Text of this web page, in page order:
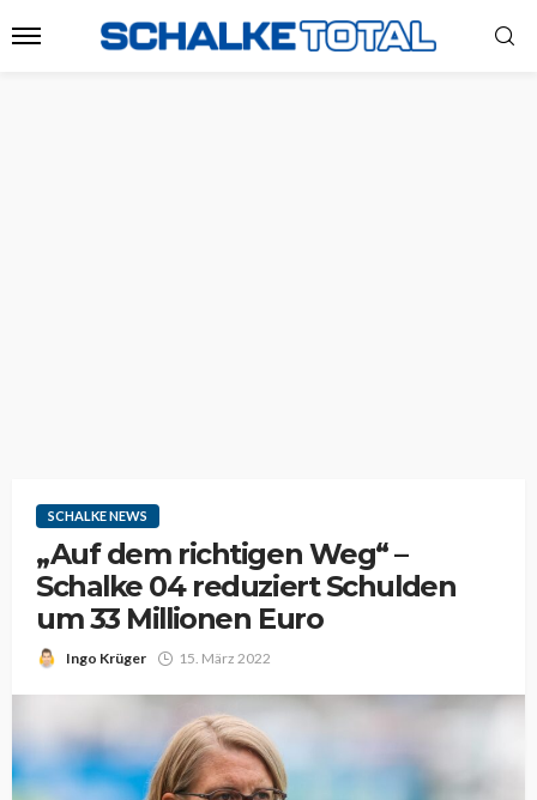
SCHALKE NEWS
„Auf dem richtigen Weg“ –
Schalke 04 reduziert Schulden
um 33 Millionen Euro
Ingo Krüger 15. März 2022